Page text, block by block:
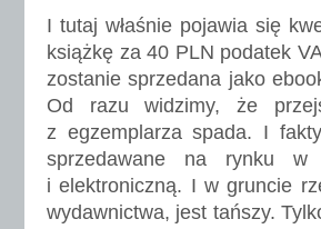
I tutaj właśnie pojawia się
książkę za 40 PLN podatek
zostanie sprzedana jako
Od razu widzimy, że
z egzemplarza spada. I
sprzedawane na rynku
i elektroniczną. I w gruncie
wydawnictwa, jest tańszy.